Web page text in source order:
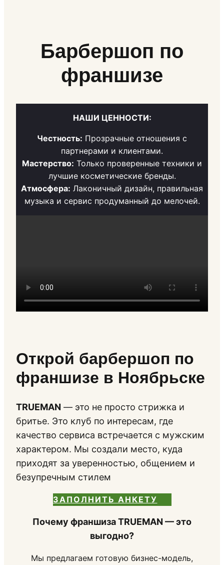
Барбершоп по
франшизе
НАШИ ЦЕННОСТИ:
Честность: Прозрачные отношения с
партнерами и клиентами.
Мастерство: Только проверенные техники и
лучшие косметические бренды.
Атмосфера: Лаконичный дизайн, правильная
музыка и сервис продуманный до мелочей.
Открой барбершоп по
франшизе в Ноябрьске
TRUEMAN — это не просто стрижка и
бритье. Это клуб по интересам, где
качество сервиса встречается с мужским
характером. Мы создали место, куда
приходят за уверенностью, общением и
безупречным стилем
ЗАПОЛНИТЬ АНКЕТУ
Почему франшиза TRUEMAN — это
выгодно?
Мы предлагаем готовую бизнес-модель,